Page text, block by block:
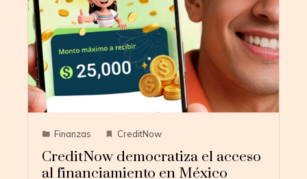
Finanzas CreditNow
CreditNow democratiza el acceso
al financiamiento en México